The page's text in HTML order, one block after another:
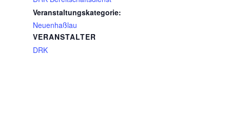
Veranstaltungskategorie:
Neuenhaßlau
VERANSTALTER
DRK